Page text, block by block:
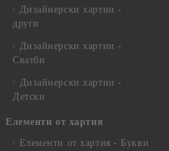
Дизайнерски хартии -
други
Дизайнерски хартии -
Сватби
Дизайнерски хартии -
Детски
Елементи от хартия
Елементи от хартия - Букви